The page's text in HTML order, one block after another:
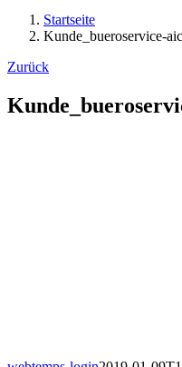
Startseite
Kunde_bueroservice-
Zurück